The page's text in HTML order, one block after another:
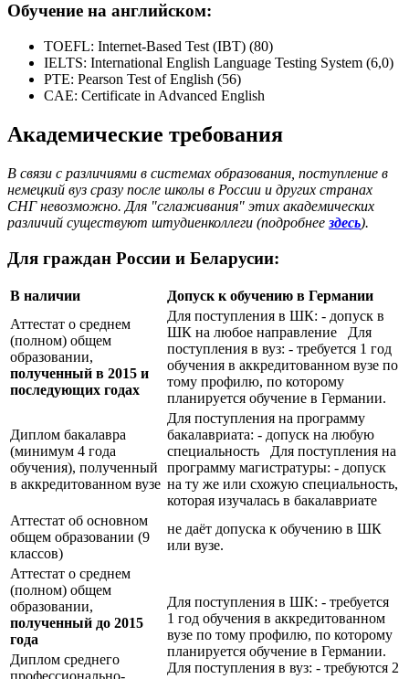
Обучение на английском:
TOEFL: Internet-Based Test (IBT) (80)
IELTS: International English Language Testing System (6,0)
PTE: Pearson Test of English (56)
CAE: Certificate in Advanced English
Академические требования
В связи с различиями в системах образования, поступление в
немецкий вуз сразу после школы в России и других странах
СНГ невозможно. Для "сглаживания" этих академических
различий существуют штудиенколлеги (подробнее здесь).
Для граждан России и Беларусии:
В наличии
Допуск к обучению в Германии
Аттестат о среднем
(полном) общем
образовании,
полученный в 2015 и
последующих годах
Для поступления в ШК: - допуск в
ШК на любое направление Для
поступления в вуз: - требуется 1 год
обучения в аккредитованном вузе по
тому профилю, по которому
планируется обучение в Германии.
Диплом бакалавра
(минимум 4 года
обучения), полученный
в аккредитованном вузе
Для поступления на программу
бакалавриата: - допуск на любую
специальность Для поступления на
программу магистратуры: - допуск
на ту же или схожую специальность,
которая изучалась в бакалавриате
Аттестат об основном
общем образовании (9
классов)
не даёт допуска к обучению в ШК
или вузе.
Аттестат о среднем
(полном) общем
образовании,
полученный до 2015
года
Для поступления в ШК: - требуется
1 год обучения в аккредитованном
вузе по тому профилю, по которому
планируется обучение в Германии.
Для поступления в вуз: - требуются 2
Диплом среднего